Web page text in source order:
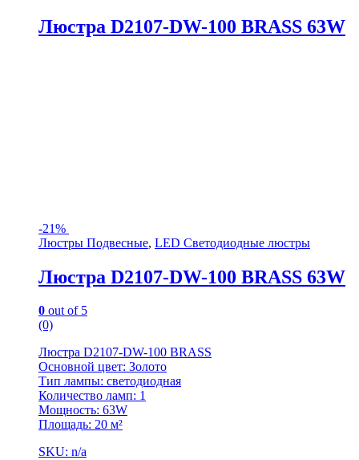
Люстра D2107-DW-100 BRASS 63W
-21%
Люстры Подвесные, LED Светодиодные люстры
Люстра D2107-DW-100 BRASS 63W
0 out of 5
(0)
Люстра D2107-DW-100 BRASS
Основной цвет: Золото
Тип лампы: светодиодная
Количество ламп: 1
Мощность: 63W
Площадь: 20 м²
SKU: n/a